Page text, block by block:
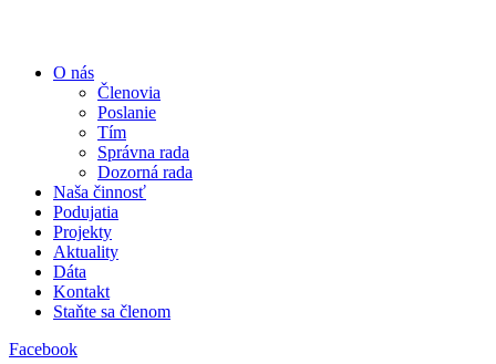
O nás
Členovia
Poslanie
Tím
Správna rada
Dozorná rada
Naša činnosť
Podujatia
Projekty
Aktuality
Dáta
Kontakt
Staňte sa členom
Facebook